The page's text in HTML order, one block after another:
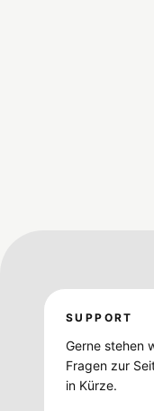
SUPPORT
Gerne stehen
Fragen zur
in Kürze.